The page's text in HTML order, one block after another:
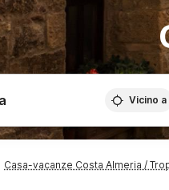
Vicino a
Casa-vacanze Costa Almeria /